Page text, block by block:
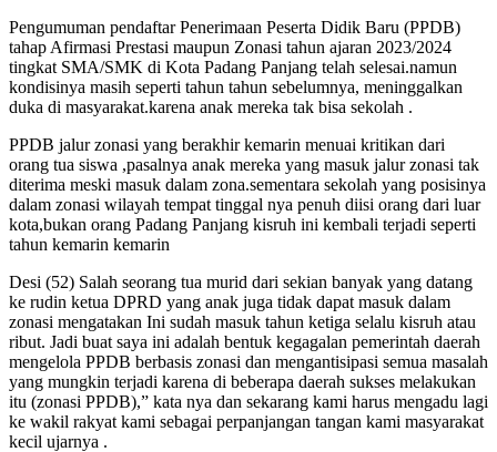
Pengumuman pendaftar Penerimaan Peserta Didik Baru (PPDB)
tahap Afirmasi Prestasi maupun Zonasi tahun ajaran 2023/2024
tingkat SMA/SMK di Kota Padang Panjang telah selesai.namun
kondisinya masih seperti tahun tahun sebelumnya, meninggalkan
duka di masyarakat.karena anak mereka tak bisa sekolah .
PPDB jalur zonasi yang berakhir kemarin menuai kritikan dari
orang tua siswa ,pasalnya anak mereka yang masuk jalur zonasi tak
diterima meski masuk dalam zona.sementara sekolah yang posisinya
dalam zonasi wilayah tempat tinggal nya penuh diisi orang dari luar
kota,bukan orang Padang Panjang kisruh ini kembali terjadi seperti
tahun kemarin kemarin
Desi (52) Salah seorang tua murid dari sekian banyak yang datang
ke rudin ketua DPRD yang anak juga tidak dapat masuk dalam
zonasi mengatakan Ini sudah masuk tahun ketiga selalu kisruh atau
ribut. Jadi buat saya ini adalah bentuk kegagalan pemerintah daerah
mengelola PPDB berbasis zonasi dan mengantisipasi semua masalah
yang mungkin terjadi karena di beberapa daerah sukses melakukan
itu (zonasi PPDB),” kata nya dan sekarang kami harus mengadu lagi
ke wakil rakyat kami sebagai perpanjangan tangan kami masyarakat
kecil ujarnya .